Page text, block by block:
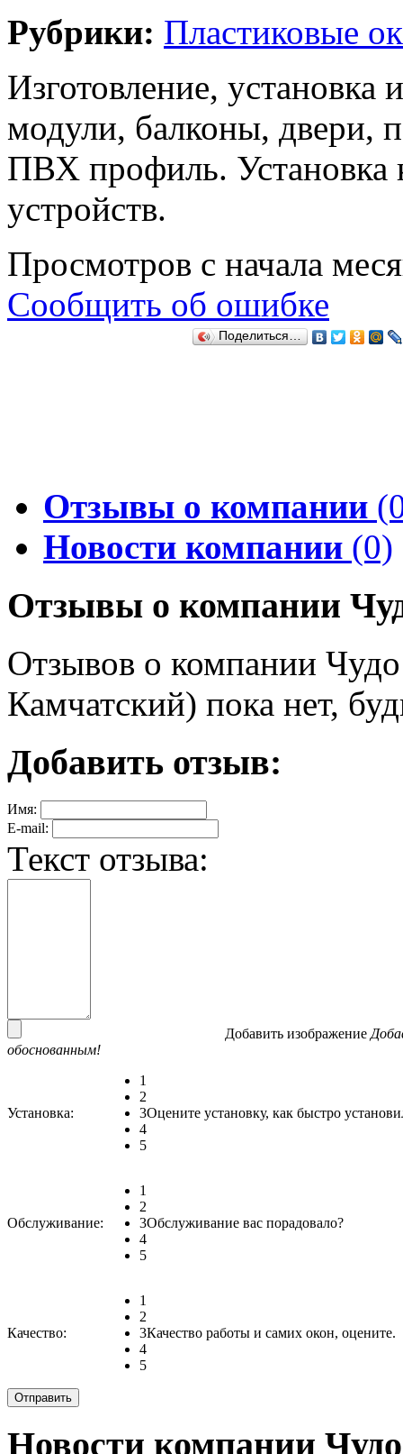
Рубрики: Пластиковые
Изготовление, установка
модули, балконы, двери,
ПВХ профиль. Установка
устройств.
Просмотров с начала
Сообщить об ошибке
Поделиться…
Отзывы о компании
Новости компании (0)
Отзывы о компании
Отзывов о компании
Камчатский) пока нет,
Добавить отзыв:
Имя:
E-mail:
Текст отзыва:
Добавить изображение
обоснованным!
Установка:
1
2
3
4
5
Оцените установку, как быстро
Обслуживание:
1
2
3
4
5
Обслуживание вас порадовало?
Качество:
1
2
3
4
5
Качество работы и самих окон, оцените.
Новости компании